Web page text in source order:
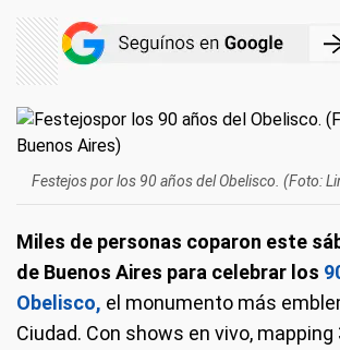
Festejos por los 90 años del Obelisco. (Foto:
Miles de personas coparon este
de Buenos Aires para celebrar los
Obelisco, el monumento más
Ciudad. Con shows en vivo, mapping